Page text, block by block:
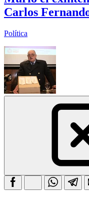
Carlos
Política